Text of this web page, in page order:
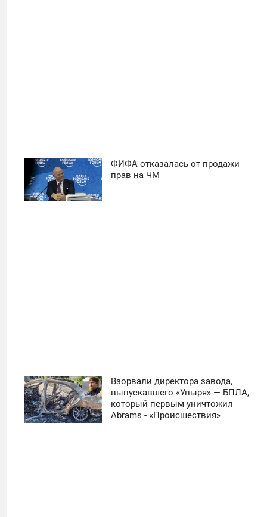
ФИФА отказалась от продажи
прав на ЧМ
Взорвали директора завода,
выпускавшего «Упыря» — БПЛА,
который первым уничтожил
Abrams - «Происшествия»